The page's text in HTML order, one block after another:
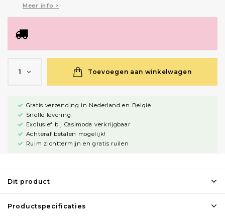
Meer info >
1 Toevoegen aan winkelwagen
Gratis verzending in Nederland en België
Snelle levering
Exclusief bij Casimoda verkrijgbaar
Achteraf betalen mogelijk!
Ruim zichttermijn en gratis ruilen
Dit product
Productspecificaties